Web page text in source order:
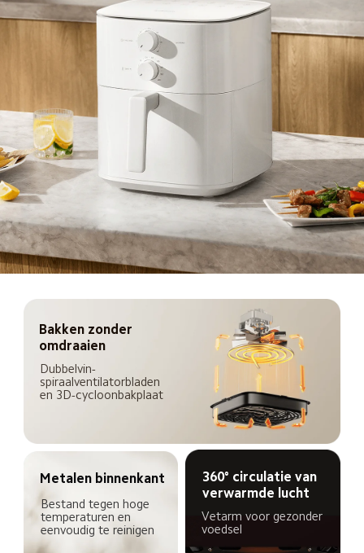
Bakken zonder
omdraaien
Dubbelvin-
spiraalventilatorbladen
en 3D-cycloonbakplaat
360° circulatie van
verwarmde lucht
Vetarm voor gezonder
voedsel
Metalen binnenkant
Bestand tegen hoge
temperaturen en
eenvoudig te reinigen